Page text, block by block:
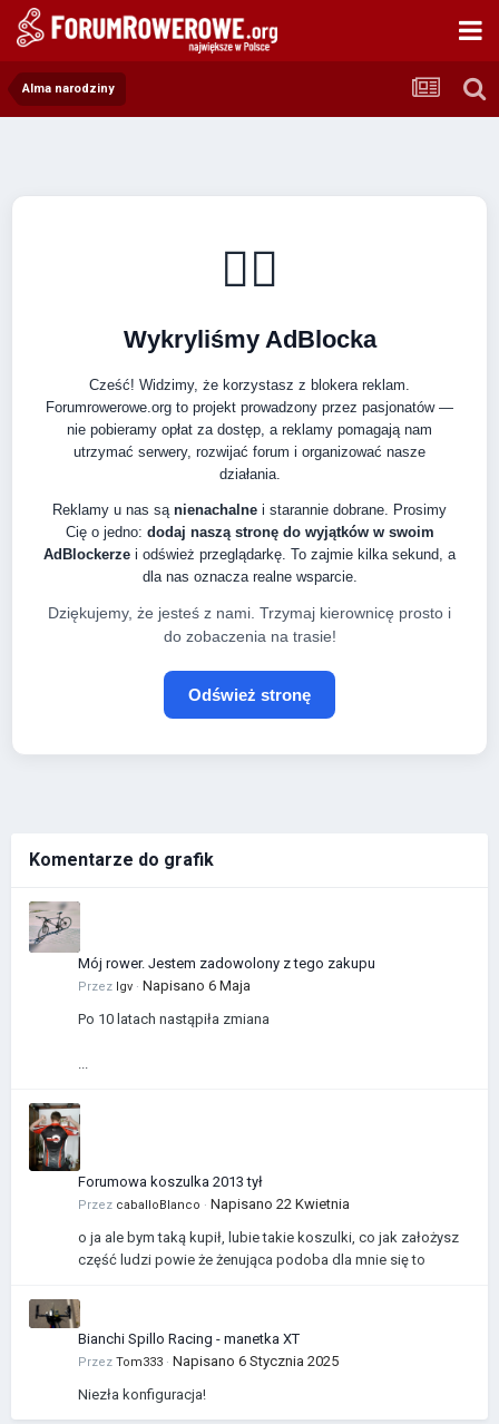
Alma narodziny
🚴‍♂️
Wykryliśmy AdBlocka
Cześć! Widzimy, że korzystasz z blokera reklam.
Forumrowerowe.org to projekt prowadzony przez pasjonatów —
nie pobieramy opłat za dostęp, a reklamy pomagają nam
utrzymać serwery, rozwijać forum i organizować nasze
działania.
Reklamy u nas są nienachalne i starannie dobrane. Prosimy
Cię o jedno: dodaj naszą stronę do wyjątków w swoim
AdBlockerze i odśwież przeglądarkę. To zajmie kilka sekund, a
dla nas oznacza realne wsparcie.
Dziękujemy, że jesteś z nami. Trzymaj kierownicę prosto i
do zobaczenia na trasie!
Odśwież stronę
Komentarze do grafik
Mój rower. Jestem zadowolony z tego zakupu
Przez Igv · Napisano 6 Maja
Po 10 latach nastąpiła zmiana
...
Forumowa koszulka 2013 tył
Przez caballoBlanco · Napisano 22 Kwietnia
o ja ale bym taką kupił, lubie takie koszulki, co jak założysz
część ludzi powie że żenująca podoba dla mnie się to
Bianchi Spillo Racing - manetka XT
Przez Tom333 · Napisano 6 Stycznia 2025
Niezła konfiguracja!